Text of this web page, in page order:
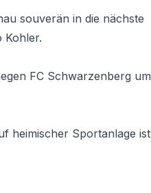
souverän in die nächste
Kohler.
FC Schwarzenberg um
heimischer Sportanlage ist